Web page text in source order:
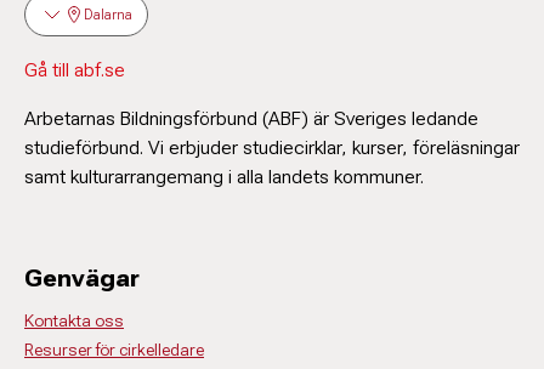
Dalarna
Gå till abf.se
Arbetarnas Bildningsförbund (ABF) är Sveriges ledande
studieförbund. Vi erbjuder studiecirklar, kurser, föreläsningar
samt kulturarrangemang i alla landets kommuner.
Genvägar
Kontakta oss
Resurser för cirkelledare